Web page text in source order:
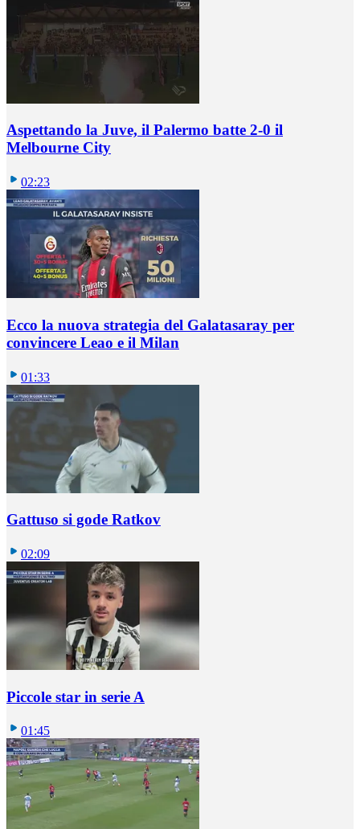
Aspettando la Juve, il Palermo batte 2-0 il
Melbourne City
02:23
Ecco la nuova strategia del Galatasaray per
convincere Leao e il Milan
01:33
Gattuso si gode Ratkov
02:09
Piccole star in serie A
01:45